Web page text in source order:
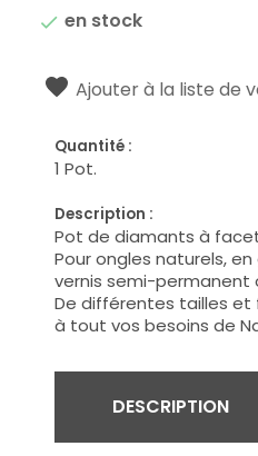
 en stock
Ajouter à la liste de
Quantité :
1 Pot.
Description :
Pot de diamants à
Pour ongles naturels, en
vernis semi-permanent
De différentes tailles
à tout vos besoins de
DESCRIPTION